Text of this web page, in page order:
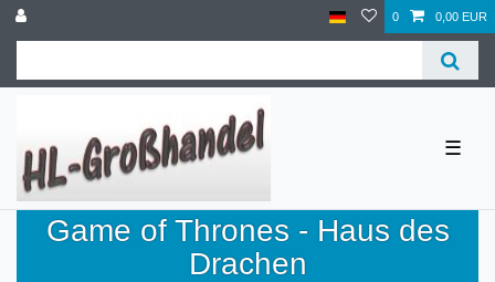
0 0,00 EUR
☰
Game of Thrones - Haus des
Drachen